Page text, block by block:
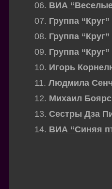
06. ВИА
07. Группа “Круг”
08. Группа “Круг”
09. Группа “Круг”
10. Игорь
11.Людмила
12. Михаил
13.Сестры Дза
14. ВИА “Синяя